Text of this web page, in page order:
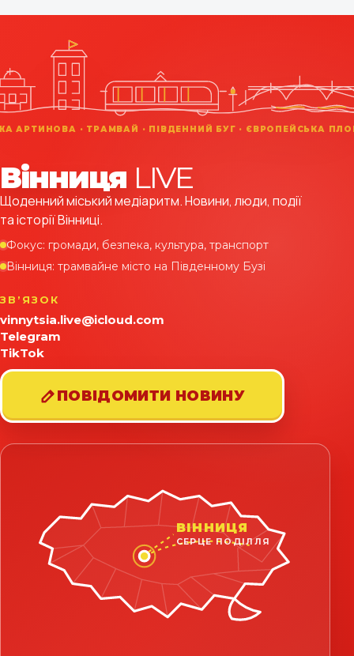
Вінниця LIVE
Щоденний міський медіаритм. Новини, люди, події
та історії Вінниці.
Фокус: громади, безпека, культура, транспорт
Вінниця: трамвайне місто на Південному Бузі
ЗВʼЯЗОК
vinnytsia.live@icloud.com
Telegram
TikTok
ПОВІДОМИТИ НОВИНУ
ВІННИЦЯ
СЕРЦЕ ПОДІЛЛЯ